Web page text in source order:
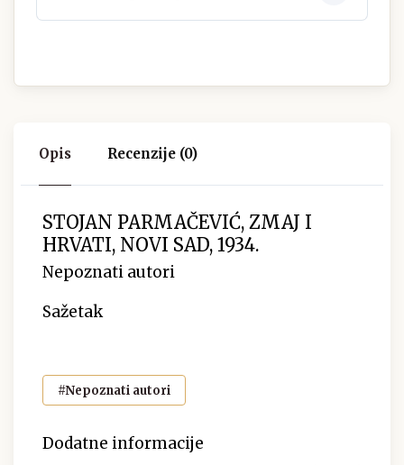
Opis Recenzije (0)
STOJAN PARMAČEVIĆ, ZMAJ I
HRVATI, NOVI SAD, 1934.
Nepoznati autori
Sažetak
#Nepoznati autori
Dodatne informacije